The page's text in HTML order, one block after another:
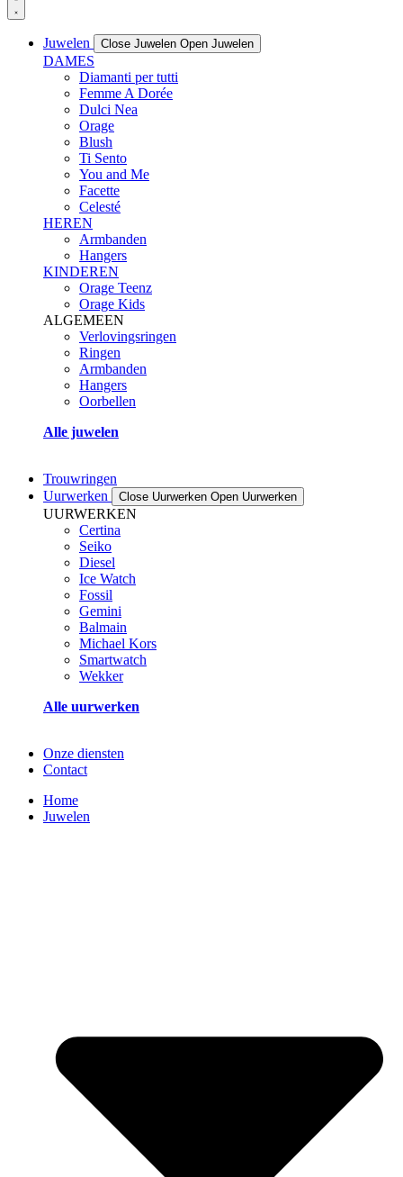
Juwelen Close Juwelen Open Juwelen
DAMES
Diamanti per tutti
Femme A Dorée
Dulci Nea
Orage
Blush
Ti Sento
You and Me
Facette
Celesté
HEREN
Armbanden
Hangers
KINDEREN
Orage Teenz
Orage Kids
ALGEMEEN
Verlovingsringen
Ringen
Armbanden
Hangers
Oorbellen
Alle juwelen
Trouwringen
Uurwerken
Close Uurwerken Open Uurwerken
UURWERKEN
Certina
Seiko
Diesel
Ice Watch
Fossil
Gemini
Balmain
Michael Kors
Smartwatch
Wekker
Alle uurwerken
Onze diensten
Contact
Home
Juwelen